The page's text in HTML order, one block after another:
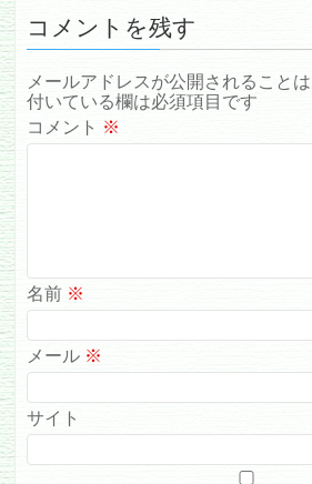
コメントを残す
メールアドレスが公開されることは
付いている欄は必須項目です
コメント ※
名前 ※
メール ※
サイト